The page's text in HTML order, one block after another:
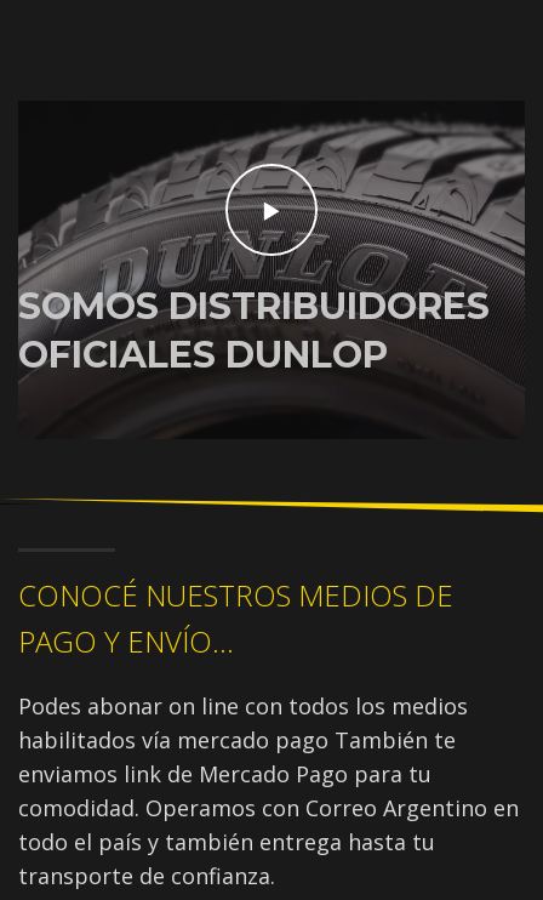
SOMOS DISTRIBUIDORES
OFICIALES DUNLOP
CONOCÉ NUESTROS MEDIOS DE
PAGO Y ENVÍO...
Podes abonar on line con todos los medios
habilitados vía mercado pago También te
enviamos link de Mercado Pago para tu
comodidad. Operamos con Correo Argentino en
todo el país y también entrega hasta tu
transporte de confianza.